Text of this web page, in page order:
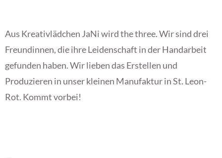
Aus Kreativlädchen JaNi wird the three. Wir sind drei
Freundinnen, die ihre Leidenschaft in der Handarbeit
gefunden haben. Wir lieben das Erstellen und
Produzieren in unser kleinen Manufaktur in St. Leon-
Rot. Kommt vorbei!